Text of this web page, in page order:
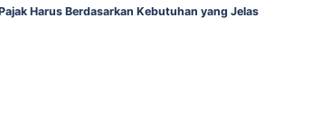
Harus Berdasarkan Kebutuhan yang Jelas